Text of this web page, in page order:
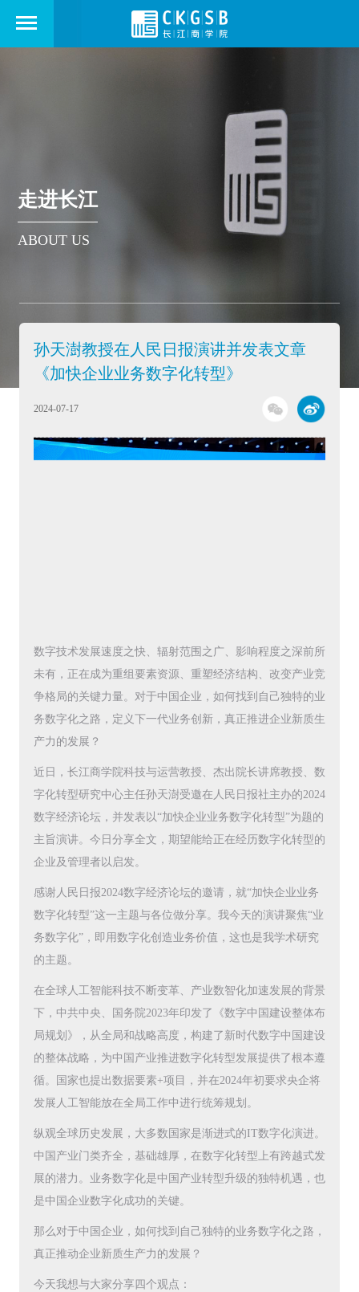
走进长江
ABOUT US
孙天澍教授在人民日报演讲并发表文章
《加快企业业务数字化转型》
2024-07-17
数字技术发展速度之快、辐射范围之广、影响程度之深前所
未有，正在成为重组要素资源、重塑经济结构、改变产业竞
争格局的关键力量。对于中国企业，如何找到自己独特的业
务数字化之路，定义下一代业务创新，真正推进企业新质生
产力的发展？
近日，长江商学院科技与运营教授、杰出院长讲席教授、数
字化转型研究中心主任孙天澍受邀在人民日报社主办的2024
数字经济论坛，并发表以“加快企业业务数字化转型”为题的
主旨演讲。今日分享全文，期望能给正在经历数字化转型的
企业及管理者以启发。
感谢人民日报2024数字经济论坛的邀请，就“加快企业业务
数字化转型”这一主题与各位做分享。我今天的演讲聚焦“业
务数字化”，即用数字化创造业务价值，这也是我学术研究
的主题。
在全球人工智能科技不断变革、产业数智化加速发展的背景
下，中共中央、国务院2023年印发了《数字中国建设整体布
局规划》，从全局和战略高度，构建了新时代数字中国建设
的整体战略，为中国产业推进数字化转型发展提供了根本遵
循。国家也提出数据要素+项目，并在2024年初要求央企将
发展人工智能放在全局工作中进行统筹规划。
纵观全球历史发展，大多数国家是渐进式的IT数字化演进。
中国产业门类齐全，基础雄厚，在数字化转型上有跨越式发
展的潜力。业务数字化是中国产业转型升级的独特机遇，也
是中国企业数字化成功的关键。
那么对于中国企业，如何找到自己独特的业务数字化之路，
真正推动企业新质生产力的发展？
今天我想与大家分享四个观点：